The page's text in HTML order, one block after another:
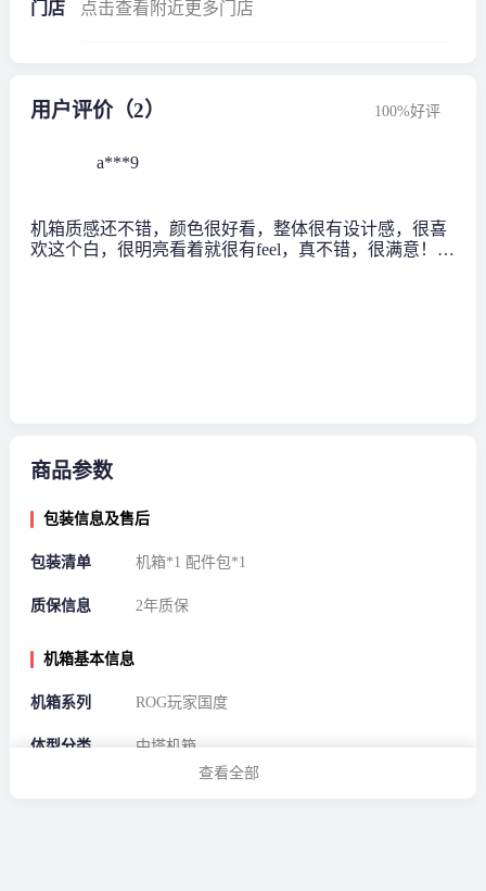
门店 点击查看附近更多门店
用户评价（2） 100%好评
a***9
机箱质感还不错，颜色很好看，整体很有设计感，很喜
欢这个白，很明亮看着就很有feel，真不错，很满意！防
商品参数
包装信息及售后
包装清单 机箱*1 配件包*1
质保信息 2年质保
机箱基本信息
机箱系列 ROG玩家国度
体型分类 中塔机箱
查看全部